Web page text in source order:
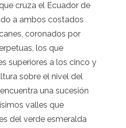
cruza el Ecuador de
a ambos costados
coronados por
los que
superiores a los cinco y
sobre el nivel del
una sucesión
valles que
del verde esmeralda